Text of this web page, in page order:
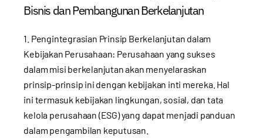
Bisnis dan Pembangunan Berkelanjutan
1. Pengintegrasian Prinsip Berkelanjutan dalam
Kebijakan Perusahaan: Perusahaan yang sukses
dalam misi berkelanjutan akan menyelaraskan
prinsip-prinsip ini dengan kebijakan inti mereka. Hal
ini termasuk kebijakan lingkungan, sosial, dan tata
kelola perusahaan (ESG) yang dapat menjadi panduan
dalam pengambilan keputusan.